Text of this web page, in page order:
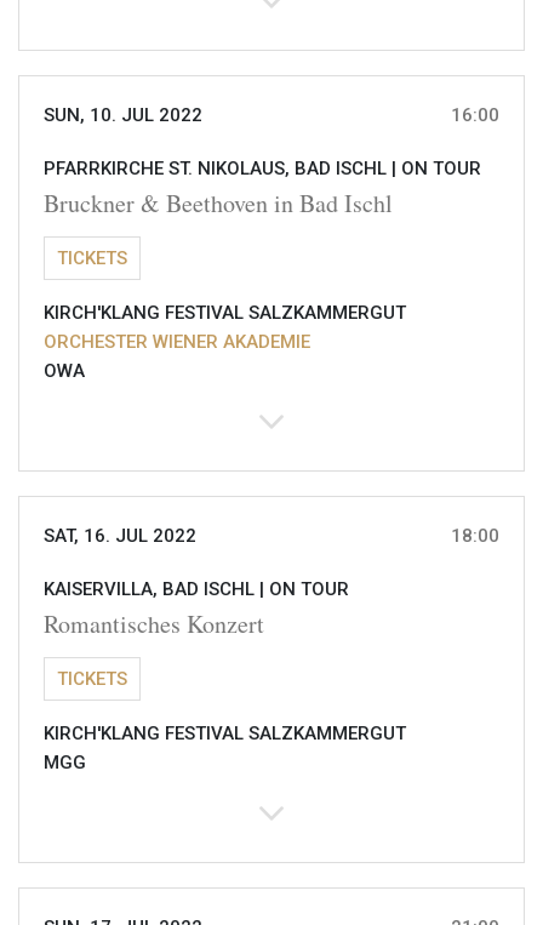
SUN, 10. JUL 2022 16:00
PFARRKIRCHE ST. NIKOLAUS, BAD ISCHL | ON TOUR
Bruckner & Beethoven in Bad Ischl
TICKETS
KIRCH'KLANG FESTIVAL SALZKAMMERGUT
ORCHESTER WIENER AKADEMIE
OWA
SAT, 16. JUL 2022 18:00
KAISERVILLA, BAD ISCHL | ON TOUR
Romantisches Konzert
TICKETS
KIRCH'KLANG FESTIVAL SALZKAMMERGUT
MGG